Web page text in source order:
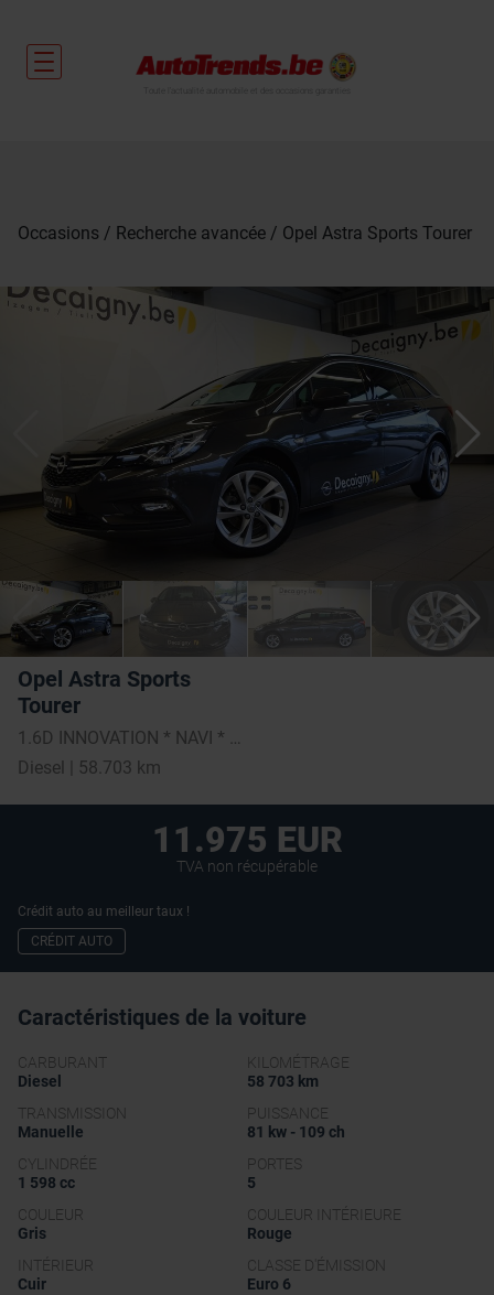
Occasions Recherche avancée Opel Astra Sports Tourer
Opel Astra Sports
Tourer
Diesel | 58.703 km
11.975 EUR
TVA non récupérable
Crédit auto au meilleur taux !
CRÉDIT AUTO
Caractéristiques de la voiture
CARBURANT
Diesel
KILOMÉTRAGE
58 703 km
TRANSMISSION
Manuelle
PUISSANCE
81 kw - 109 ch
CYLINDRÉE
1 598 cc
PORTES
5
COULEUR
Gris
COULEUR INTÉRIEURE
Rouge
INTÉRIEUR
Cuir
CLASSE D'ÉMISSION
Euro 6